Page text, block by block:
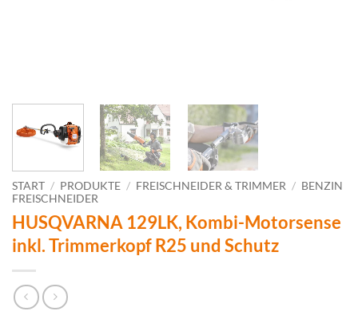
START / PRODUKTE / FREISCHNEIDER & TRIMMER / BENZIN
FREISCHNEIDER
HUSQVARNA 129LK, Kombi-Motorsense
inkl. Trimmerkopf R25 und Schutz